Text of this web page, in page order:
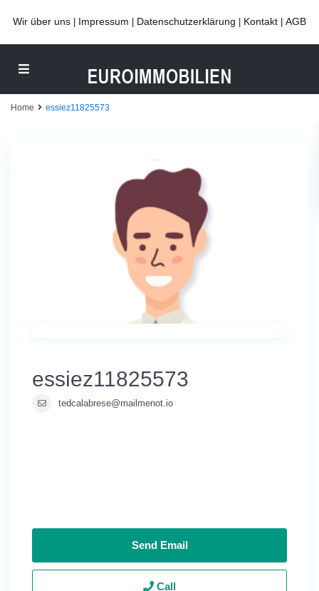
Wir über uns Impressum Datenschutzerklärung Kontakt AGB
Home essiez11825573
essiez11825573
tedcalabrese@mailmenot.io
Send Email
Call